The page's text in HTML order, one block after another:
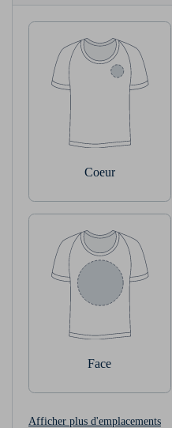
Coeur
Face
Afficher plus d'emplacements